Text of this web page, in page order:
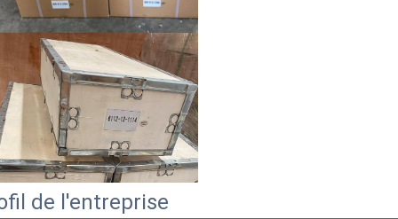
de l'entreprise